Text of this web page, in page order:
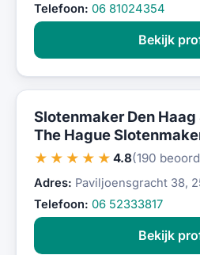
Telefoon: 06 81024354
Bekijk
Slotenmaker Den
The Hague
★★★★★ 4.8(190
Adres: Paviljoensgracht 38,
Telefoon: 06 52333817
Bekijk